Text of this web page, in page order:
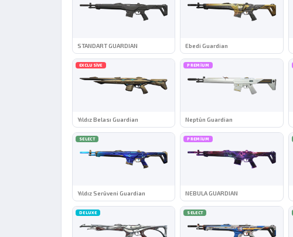
STANDART GUARDIAN Ebedi Guardian
EXCLUSIVE
Yıldız Belası Guardian
PREMIUM
Neptün Guardian
SELECT
Yıldız Serüveni Guardian
PREMIUM
NEBULA GUARDIAN
DELUXE SELECT